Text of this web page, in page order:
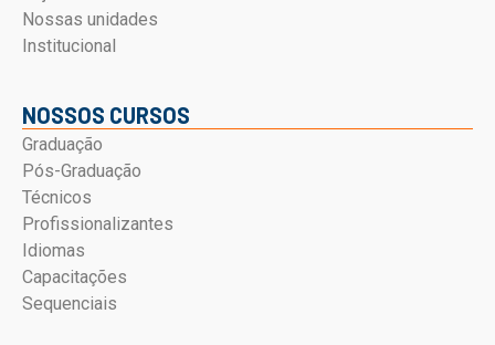
Nossas unidades
Institucional
NOSSOS CURSOS
Graduação
Pós-Graduação
Técnicos
Profissionalizantes
Idiomas
Capacitações
Sequenciais